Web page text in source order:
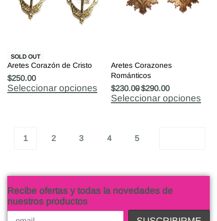
SOLD OUT
Aretes Corazón de Cristo
$250.00
Seleccionar opciones
Aretes Corazones
Románticos
$230.00$290.00
Seleccionar opciones
1 2 3 4 5
Recibe ofertas y todas la novedades de
nuestros productos